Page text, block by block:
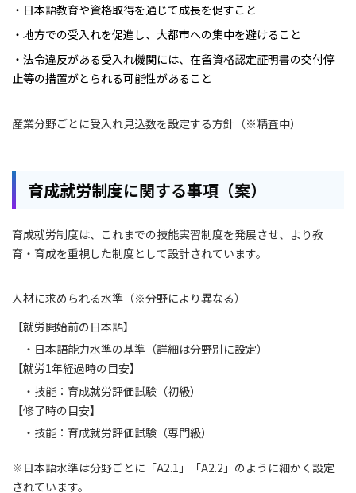
・日本語教育や資格取得を通じて成長を促すこと
・地方での受入れを促進し、大都市への集中を避けること
・法令違反がある受入れ機関には、在留資格認定証明書の交付停
止等の措置がとられる可能性があること
産業分野ごとに受入れ見込数を設定する方針（※精査中）
育成就労制度に関する事項（案）
育成就労制度は、これまでの技能実習制度を発展させ、より教
育・育成を重視した制度として設計されています。
人材に求められる水準（※分野により異なる）
【就労開始前の日本語】
・日本語能力水準の基準（詳細は分野別に設定）
【就労1年経過時の目安】
・技能：育成就労評価試験（初級）
【修了時の目安】
・技能：育成就労評価試験（専門級）
※日本語水準は分野ごとに「A2.1」「A2.2」のように細かく設定
されています。